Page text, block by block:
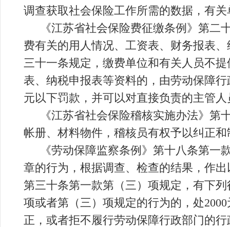
调查获取社会保险工作所需的数据，有
《江苏省社会保险费征缴条例》第
费有关的用人情况、工资表、财务报表
三十一条规定，缴费单位和有关人员不
表、纳税申报表等资料的，由劳动保障
元以下罚款，并可以对直接负责的主管
《江苏省社会保险稽核实施办法》
帐册、材料物件，稽核员有权予以纠正
《劳动保障监察条例》第十八条第
章的行为，根据调查、检查的结果，作
第三十条第一款第（三）项规定，有下
项或者第（三）项规定的行为的，处
正，或者拒不履行劳动保障行政部门的